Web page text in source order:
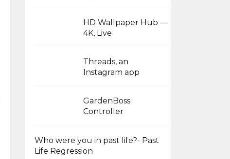
HD Wallpaper Hub —
4K, Live
Threads, an
Instagram app
GardenBoss
Controller
Who were you in past life?- Past
Life Regression